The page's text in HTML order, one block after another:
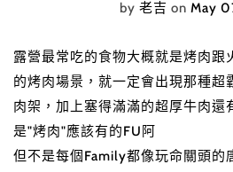
by 老吉 on May
露營最常吃的食物大概就是烤肉跟
的烤肉場景，就一定會出現那種超
肉架，加上塞得滿滿的超厚牛肉還
是"烤肉"應該有的FU阿
但不是每個Family都像玩命關頭的